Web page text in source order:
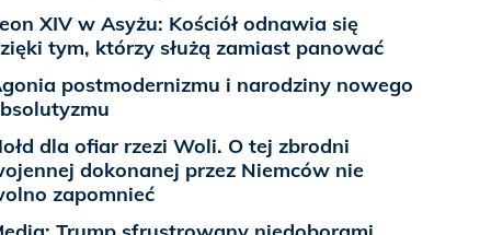
XIV w Asyżu: Kościół odnawia się
tym, którzy służą zamiast panować
postmodernizmu i narodziny nowego
dla ofiar rzezi Woli. O tej zbrodni
dokonanej przez Niemców nie
zapomnieć